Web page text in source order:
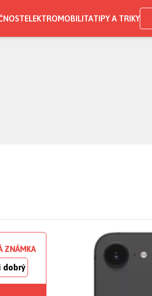
ELEKTROMOBILITATIPY A TRIKY
ZNÁMKA
dobrý